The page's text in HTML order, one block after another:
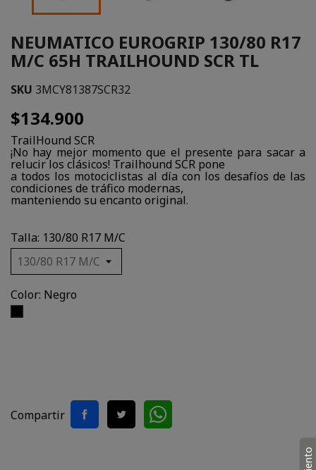
NEUMATICO EUROGRIP 130/80 R17
M/C 65H TRAILHOUND SCR TL
SKU 3MCY81387SCR32
$134.900
TrailHound SCR
¡No hay mejor momento que el presente para sacar a
relucir los clásicos! Trailhound SCR pone
a todos los motociclistas al día con los desafíos de las
condiciones de tráfico modernas,
manteniendo su encanto original.
Talla: 130/80 R17 M/C
Color: Negro
Compartir